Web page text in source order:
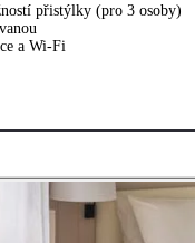
přistýlky (pro 3 osoby)
a Wi-Fi